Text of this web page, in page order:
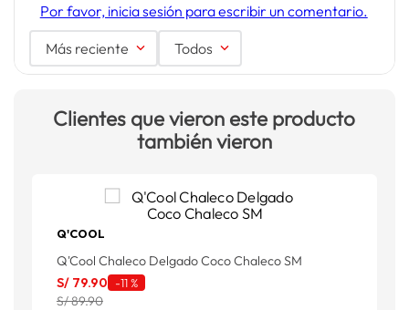
Por favor, inicia sesión para escribir un comentario.
Más reciente Todos
Clientes que vieron este producto
también vieron
Q'COOL
Q'Cool Chaleco Delgado Coco Chaleco SM
S/ 79.90 -11 %
S/ 89.90